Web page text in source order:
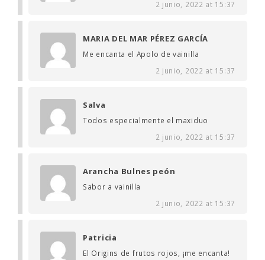
2 junio, 2022 at 15:37
MARIA DEL MAR PÉREZ GARCÍA
Me encanta el Apolo de vainilla
2 junio, 2022 at 15:37
Salva
Todos especialmente el maxiduo
2 junio, 2022 at 15:37
Arancha Bulnes peón
Sabor a vainilla
2 junio, 2022 at 15:37
Patricia
El Origins de frutos rojos, ¡me encanta!